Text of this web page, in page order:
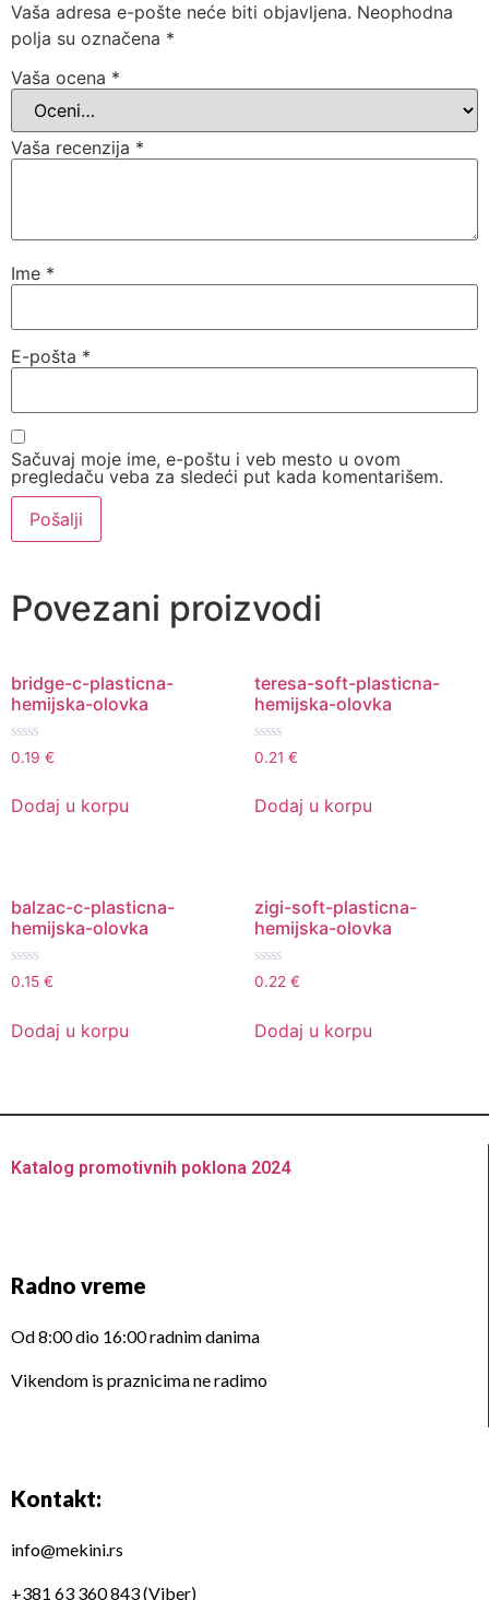
Vaša adresa e-pošte neće biti objavljena. Neophodna
polja su označena *
Vaša ocena *
Vaša recenzija *
Ime *
E-pošta *
Sačuvaj moje ime, e-poštu i veb mesto u ovom
pregledaču veba za sledeći put kada komentarišem.
Povezani proizvodi
bridge-c-plasticna-
hemijska-olovka
Ocenjeno
sa
od
5
0.19 €
Dodaj u korpu
teresa-soft-plasticna-
hemijska-olovka
Ocenjeno
sa
od
5
0.21 €
Dodaj u korpu
balzac-c-plasticna-
hemijska-olovka
Ocenjeno
sa
5
0.15 €
Dodaj u korpu
zigi-soft-plasticna-
hemijska-olovka
Ocenjeno
sa
5
0.22 €
Dodaj u korpu
Katalog promotivnih poklona 2024
Radno vreme
Od 8:00 dio 16:00 radnim danima
Vikendom is praznicima ne radimo
Kontakt:
info@mekini.rs
+381 63 360 843 (Viber)